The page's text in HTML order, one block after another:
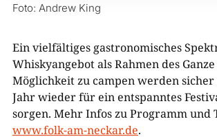
Foto: Andrew King
Ein vielfältiges gastronomisches
Whiskyangebot als Rahmen des
Möglichkeit zu campen werden sicher
Jahr wieder für ein entspanntes
sorgen. Mehr Infos zu Programm und
www.folk-am-neckar.de.